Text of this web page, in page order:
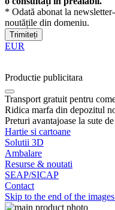
* Odată abonat la
noutățile din domeniu.
Trimiteți
EUR
Productie publicitara
Transport gratuit pentru
Ridica marfa din depozitul
Preturi avantajoase la sute
Hartie si cartoane
Solutii 3D
Ambalare
Resurse & noutati
SEAP/SICAP
Contact
Skip to the end of the